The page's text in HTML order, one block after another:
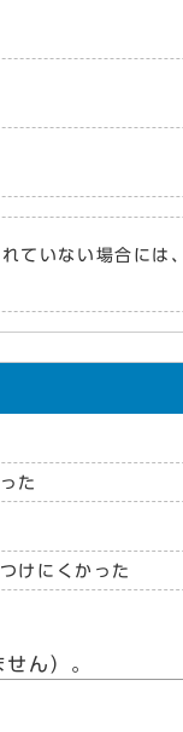
ていない場合には、
た
けにくかった
ん）。